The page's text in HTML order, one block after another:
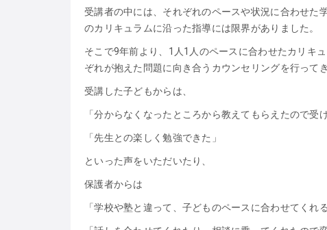
受講者の中には、それぞれのペースや状況に合わせた
のカリキュラムに沿った指導には限界がありました。
そこで9年前より、1人1人のペースに合わせたカリキ
ぞれが抱えた問題に向き合うカウンセリングを行ってき
受講した子どもからは、
「分からなくなったところから教えてもらえたので受
「先生との楽しく勉強できた」
といった声をいただいたり、
保護者からは
「学校や塾と違って、子どものペースに合わせてくれ